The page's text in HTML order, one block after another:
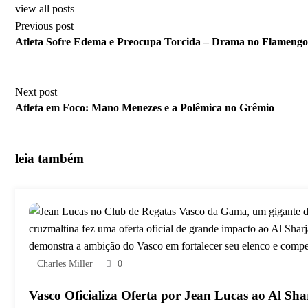
view all posts
Previous post
Atleta Sofre Edema e Preocupa Torcida – Drama no Flamengo
Next post
Atleta em Foco: Mano Menezes e a Polêmica no Grêmio
leia também
Charles Miller 0
Vasco Oficializa Oferta por Jean Lucas ao Al